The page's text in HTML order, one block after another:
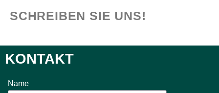
SCHREIBEN SIE UNS!
KONTAKT
Name